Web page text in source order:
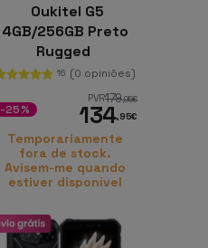
Oukitel G5
4GB/256GB Preto
Rugged
16 (0 opiniões)
PVR179,95€
134,95€
-25%
Temporariamente
fora de stock.
Avisem-me quando
estiver disponível